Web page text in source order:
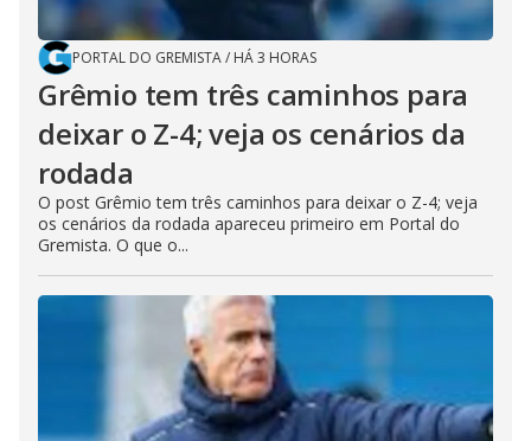
PORTAL DO GREMISTA/ HÁ 3 HORAS
Grêmio tem três caminhos para
deixar o Z-4; veja os cenários da
rodada
O post Grêmio tem três caminhos para deixar o Z-4; veja
os cenários da rodada apareceu primeiro em Portal do
Gremista. O que o...